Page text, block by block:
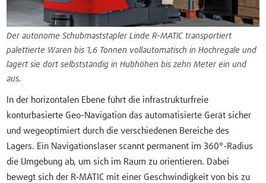
Der autonome Schubmaststapler Linde R-MATIC transportiert
palettierte Waren bis 1,6 Tonnen vollautomatisch in Hochregale und
lagert sie dort selbstständig in Hubhöhen bis zehn Meter ein und
aus.
In der horizontalen Ebene führt die infrastrukturfreie
konturbasierte Geo-Navigation das automatisierte Gerät sicher
und wegeoptimiert durch die verschiedenen Bereiche des
Lagers. Ein Navigationslaser scannt permanent im 360°-Radius
die Umgebung ab, um sich im Raum zu orientieren. Dabei
bewegt sich der R-MATIC mit einer Geschwindigkeit von bis zu